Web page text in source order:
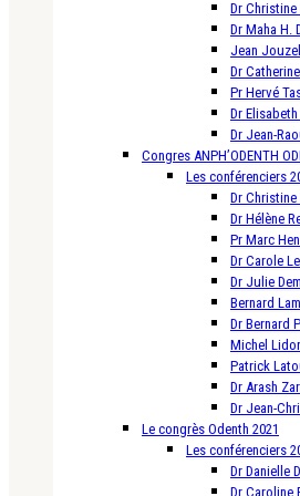
Dr Christine
Dr Maha H.
Jean Jouzel
Dr
Pr Hervé
Dr Elisabeth
Dr Jean-
Congres ANPH’ODENTH
Les conférenciers
Dr Christine
Dr Hélène
Pr Marc
Dr Carole
Dr Julie
Bernard
Dr Bernard
Michel
Patrick
Dr Arash
Dr Jean-
Le congrès Odenth 2021
Les conférenciers
Dr Danielle
Dr Caroline